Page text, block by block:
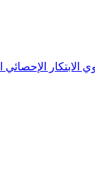
الابتكار الإحصائي